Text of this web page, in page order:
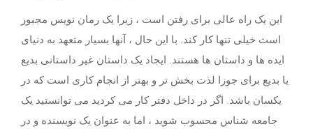
این یک راه عالی برای رفتن است ، زیرا یک رمان نویس مجبور
است خیلی تنها کار کند. با این حال ، آنها بسیار متعهد به دنیای
ایده ها و داستان ها هستند. ایجاد یک داستان غیر داستانی بدیع
یا بدیع برای جوزا لذت بخش تر و بهتر از انجام کاری است که در
یکسان باشد. اگر در داخل دفتر کار می کردید می توانستید یک
جامعه شناس محسوب شوید ، اما به عنوان یک نویسنده و در